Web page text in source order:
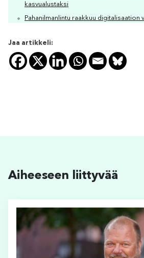
kasvualustaksi
Pahanilmanlintu raakkuu digitalisaation
Jaa artikkeli:
Aiheeseen liittyvää